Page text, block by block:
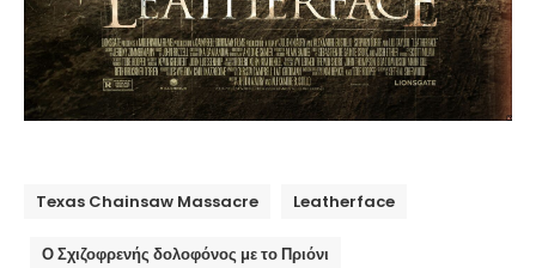
Texas Chainsaw Massacre Leatherface
Ο Σχιζοφρενής δολοφόνος με το Πριόνι